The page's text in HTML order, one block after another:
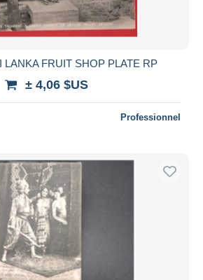
LANKA FRUIT SHOP PLATE RP
± 4,06 $US
Professionnel